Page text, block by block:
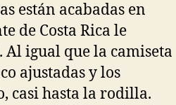
están acabadas en
de Costa Rica le
igual que la camiseta
ajustadas y los
casi hasta la rodilla.